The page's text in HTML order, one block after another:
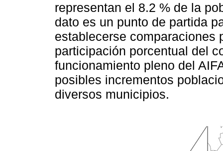
representan el 8.2 % de la
dato es un punto de partida
establecerse comparaciones
participación porcentual del
funcionamiento pleno del
posibles incrementos
diversos municipios.